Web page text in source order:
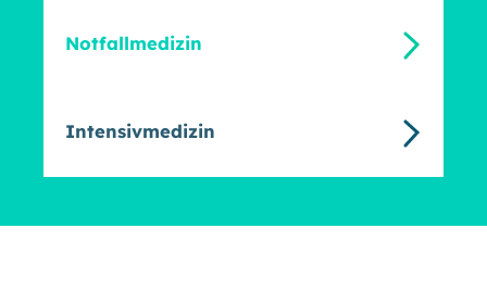
Notfallmedizin
Intensivmedizin